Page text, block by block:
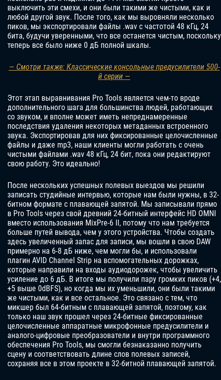
выключить эти смехи, и они были такими же чистыми, как и
любой другой звук. После того, как мы выровняли несколько
пиков, мы экспортировали файлы .wav с частотой 48 кГц, 24
бита, будучи уверенными, что все останется чистым, поскольку
теперь все было ниже 0 дБ полной шкалы.
— Смотри также: Классические консольные предусилители 500-
й серии —
Этот этап выравнивания Pro Tools является чем-то вроде
дополнительного шага для большинства людей, работающих
со звуком, и вполне может иметь непреднамеренные
последствия удаления некоторых метаданных встроенного
звука. Экспортировав для них фиксированные целочисленные
файлы и даже mp3, наши клиенты могли работать с очень
чистыми файлами .wav 48 кГц, 24 бит, пока они редактируют
свою работу. Это идеально!
После нескольких успешных полевых выездов мы решили
записать студийные интервью, которые нам были нужны, в 32-
битном формате с плавающей запятой. Мы записывали прямо
в Pro Tools через свой древний 24-битный интерфейс HD OMNI
вместо использования MixPre-6 II, потому что нам требуется
больше путей вывода, чем у этого устройства. Чтобы создать
здесь увеличенный запас для записи, мы вошли в свою DAW
примерно на 6-8 дБ ниже, чем могли бы, и использовали
плагин AVID Channel Strip на вспомогательных дорожках,
которые направили на входы аудиодорожек, чтобы увеличить
усиление до 6 дБ. В итоге мы получили пару громких пиков (+4,
+5 выше 0dBFS), но когда мы их уменьшили, они были такими
же чистыми, как и все остальное. Это связано с тем, что
микшер был 64-битным с плавающей запятой, поэтому, как
только наш звук прошел через 24-битные фиксированные
целочисленные аппаратные микрофонные предусилители и
аналого-цифровые преобразователи и внутри программного
обеспечения Pro Tools, мы смогли безнаказанно получить
сцену и соответствовать длине слов полевых записей,
сохраняя все в этом проекте в 32-битной плавающей запятой.